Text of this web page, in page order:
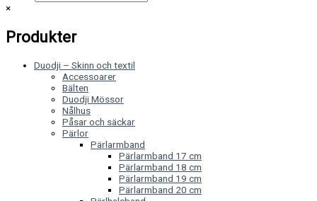
×
Produkter
Duodji – Skinn och textil
Accessoarer
Bälten
Duodji Mössor
Nålhus
Påsar och säckar
Pärlor
Pärlarmband
Pärlarmband 17 cm
Pärlarmband 18 cm
Pärlarmband 19 cm
Pärlarmband 20 cm